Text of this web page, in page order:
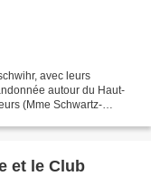
avec leurs
autour du Haut-
(Mme Schwartz-
et le Club